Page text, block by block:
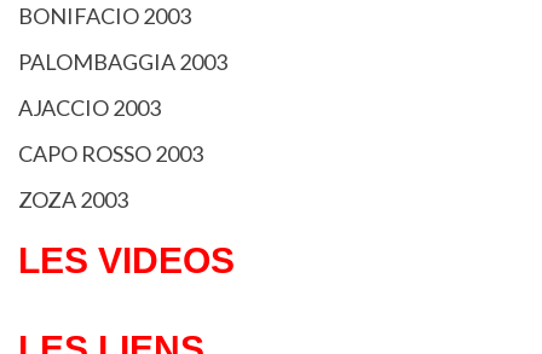
BONIFACIO 2003
PALOMBAGGIA 2003
AJACCIO 2003
CAPO ROSSO 2003
ZOZA 2003
LES VIDEOS